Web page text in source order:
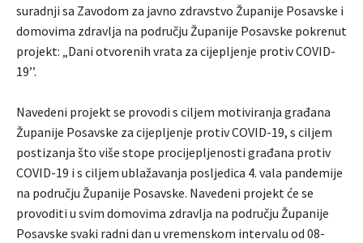
suradnji sa Zavodom za javno zdravstvo Županije Posavske i
domovima zdravlja na području Županije Posavske pokrenut
projekt: „Dani otvorenih vrata za cijepljenje protiv COVID-
19’’.
Navedeni projekt se provodi s ciljem motiviranja građana
Županije Posavske za cijepljenje protiv COVID-19, s ciljem
postizanja što više stope procijepljenosti građana protiv
COVID-19 i s ciljem ublažavanja posljedica 4. vala pandemije
na području Županije Posavske. Navedeni projekt će se
provoditi u svim domovima zdravlja na području Županije
Posavske svaki radni dan u vremenskom intervalu od 08-